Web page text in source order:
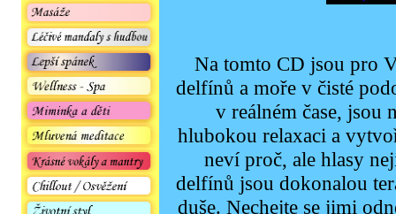
Na tomto CD jsou pro
delfínů a moře v čisté
v reálném čase, jsou
hlubokou relaxaci a
neví proč, ale hlasy
delfínů jsou dokonalou
duše. Nechejte se jimi